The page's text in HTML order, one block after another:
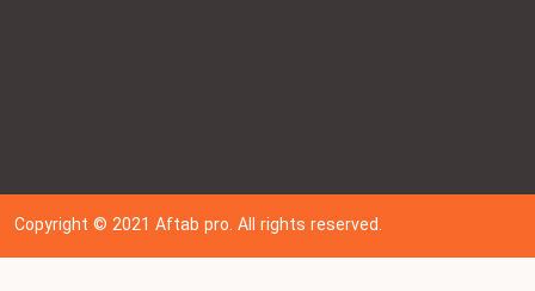
Copyright © 202 1Aftab pro. All rights reserved.